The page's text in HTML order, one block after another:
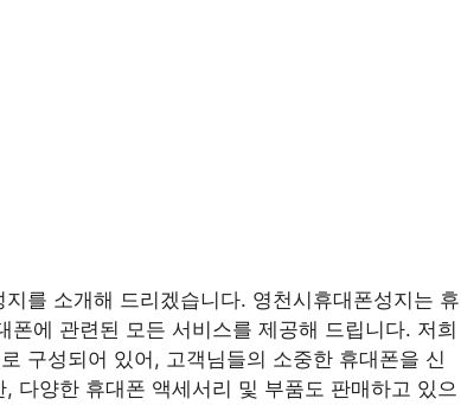
를 소개해 드리겠습니다. 영천시휴대폰성지는 휴
에 관련된 모든 서비스를 제공해 드립니다. 저희
구성되어 있어, 고객님들의 소중한 휴대폰을 신
다양한 휴대폰 액세서리 및 부품도 판매하고 있으